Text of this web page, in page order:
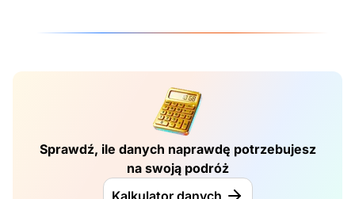
Sprawdź, ile danych naprawdę potrzebujesz
na swoją podróż